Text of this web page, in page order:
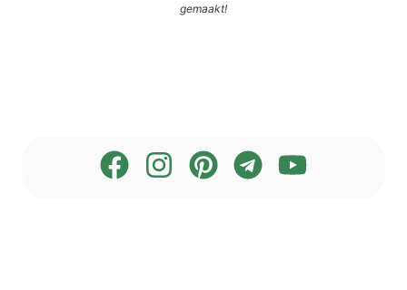
gemaakt!